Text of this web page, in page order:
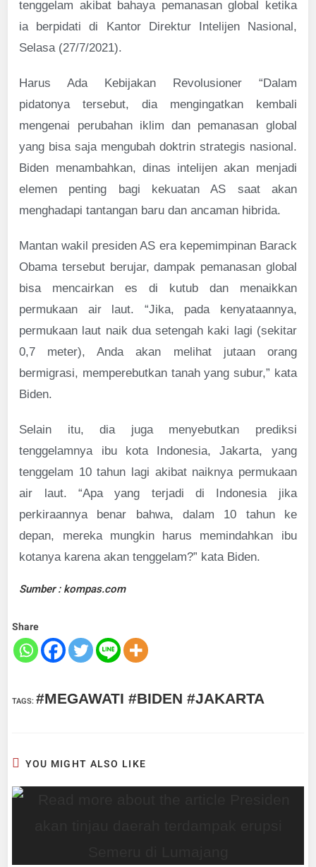
tenggelam akibat bahaya pemanasan global ketika
ia berpidati di Kantor Direktur Intelijen Nasional,
Selasa (27/7/2021).
Harus Ada Kebijakan Revolusioner “Dalam
pidatonya tersebut, dia mengingatkan kembali
mengenai perubahan iklim dan pemanasan global
yang bisa saja mengubah doktrin strategis nasional.
Biden menambahkan, dinas intelijen akan menjadi
elemen penting bagi kekuatan AS saat akan
menghadapi tantangan baru dan ancaman hibrida.
Mantan wakil presiden AS era kepemimpinan Barack
Obama tersebut berujar, dampak pemanasan global
bisa mencairkan es di kutub dan menaikkan
permukaan air laut. “Jika, pada kenyataannya,
permukaan laut naik dua setengah kaki lagi (sekitar
0,7 meter), Anda akan melihat jutaan orang
bermigrasi, memperebutkan tanah yang subur,” kata
Biden.
Selain itu, dia juga menyebutkan prediksi
tenggelamnya ibu kota Indonesia, Jakarta, yang
tenggelam 10 tahun lagi akibat naiknya permukaan
air laut. “Apa yang terjadi di Indonesia jika
perkiraannya benar bahwa, dalam 10 tahun ke
depan, mereka mungkin harus memindahkan ibu
kotanya karena akan tenggelam?” kata Biden.
Sumber : kompas.com
Share
TAGS:#MEGAWATI #BIDEN #JAKARTA
YOU MIGHT ALSO LIKE